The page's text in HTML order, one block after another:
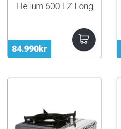
84.990kr
Helium 600 LZ Long